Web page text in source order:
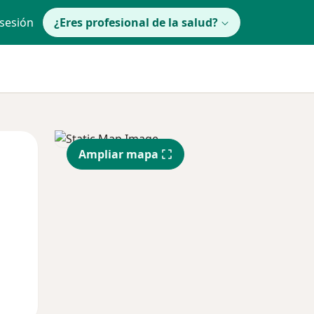
¿Eres profesional de la salud?
Mar
11 Ago
Mié
12 Ago
Ampliar mapa